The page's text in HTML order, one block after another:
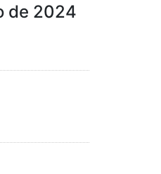
de 2024